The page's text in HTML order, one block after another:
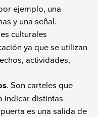
ejemplo, una
y una señal.
culturales
ya que se utilizan
actividades,
. Son carteles que
indicar distintas
es una salida de